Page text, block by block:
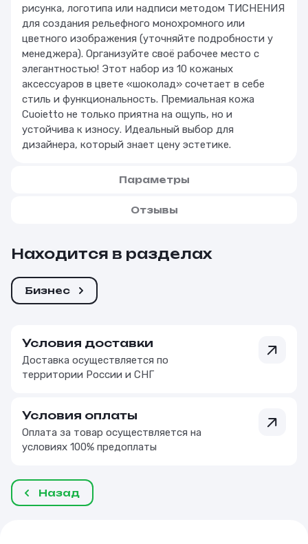
рисунка, логотипа или надписи методом ТИСНЕНИЯ
для создания рельефного монохромного или
цветного изображения (уточняйте подробности у
менеджера). Организуйте своё рабочее место с
элегантностью! Этот набор из 10 кожаных
аксессуаров в цвете «шоколад» сочетает в себе
стиль и функциональность. Премиальная кожа
Cuoietto не только приятна на ощупь, но и
устойчива к износу. Идеальный выбор для
дизайнера, который знает цену эстетике.
Параметры
Отзывы
Находится в разделах
Бизнес
Условия доставки
Доставка осуществляется по
территории России и СНГ
Условия оплаты
Оплата за товар осуществляется на
условиях 100% предоплаты
Назад